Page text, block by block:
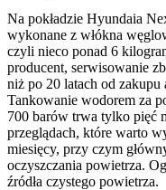
Na pokładzie Hyundaia
wykonane z włókna
czyli nieco ponad 6
producent, serwisowanie
niż po 20 latach od
Tankowanie wodorem za
700 barów trwa tylko pięć
przeglądach, które warto
miesięcy, przy czym
oczyszczania powietrza.
źródła czystego powietrza.